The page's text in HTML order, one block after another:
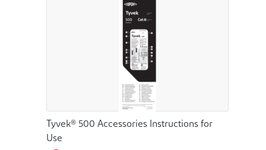
Tyvek® 500 Accessories Instructions for
Use